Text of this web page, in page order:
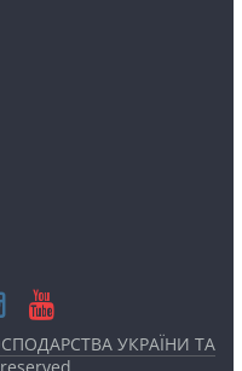
УКРАЇНИ ТА